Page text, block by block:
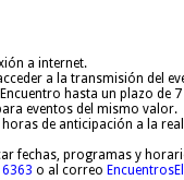
a internet.
a la transmisión del
hasta un plazo de
eventos del mismo valor.
de anticipación a la
fechas, programas y
o al correo